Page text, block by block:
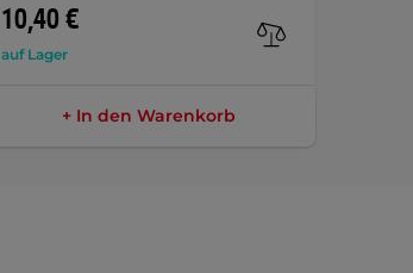
10,40 €
auf Lager
+ In den Warenkorb